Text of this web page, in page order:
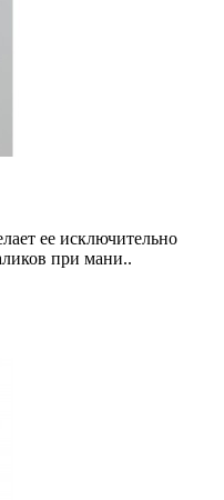
ее исключительно
при мани..